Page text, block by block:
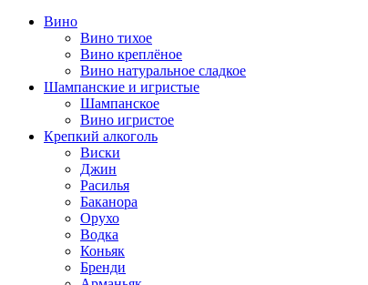
Вино
Вино тихое
Вино креплёное
Вино натуральное сладкое
Шампанские и игристые
Шампанское
Вино игристое
Крепкий алкоголь
Виски
Джин
Расилья
Баканора
Орухо
Водка
Коньяк
Бренди